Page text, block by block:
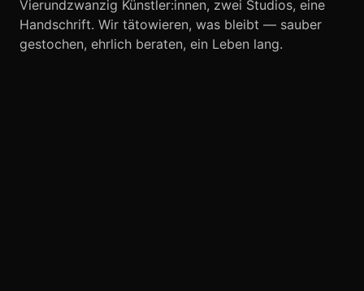
Journal
Vierundzwanzig Künstler:innen, zwei Studios, eine
Handschrift. Wir tätowieren, was bleibt — sauber
gestochen, ehrlich beraten, ein Leben lang.